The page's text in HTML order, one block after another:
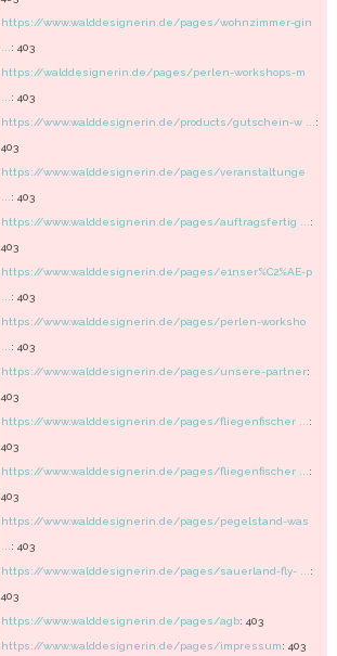
https://www.walddesignerin.de/pages/wohnzimmer-gin
: 403
https://walddesignerin.de/pages/perlen-workshops-m
: 403
https://www.walddesignerin.de/products/gutschein-w ... :
403
https://www.walddesignerin.de/pages/veranstaltunge
: 403
https://www.walddesignerin.de/pages/auftragsfertig ... :
403
https://www.walddesignerin.de/pages/e1nser%C2%AE-p
: 403
https://www.walddesignerin.de/pages/perlen-worksho
: 403
https://www.walddesignerin.de/pages/unsere-partner:
403
https://www.walddesignerin.de/pages/fliegenfischer ... :
403
https://www.walddesignerin.de/pages/fliegenfischer ... :
403
https://www.walddesignerin.de/pages/pegelstand-was
: 403
https://www.walddesignerin.de/pages/sauerland-fly- ... :
403
https://www.walddesignerin.de/pages/agb: 403
https://www.walddesignerin.de/pages/impressum: 403